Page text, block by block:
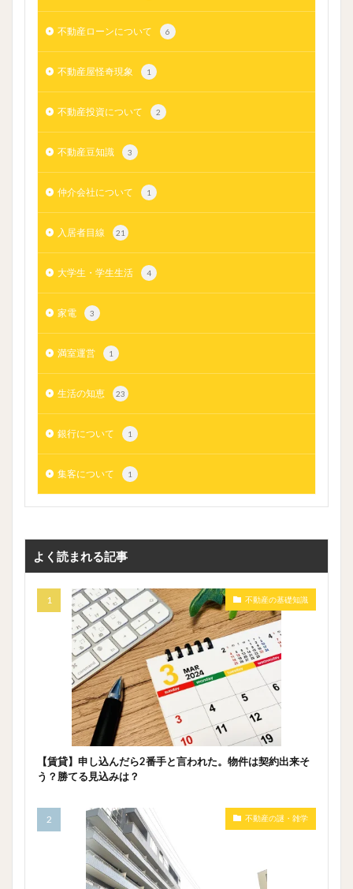
不動産ローンについて 6
不動産屋怪奇現象 1
不動産投資について 2
不動産豆知識 3
仲介会社について 1
入居者目線 21
大学生・学生生活 4
家電 3
満室運営 1
生活の知恵 23
銀行について 1
集客について 1
よく読まれる記事
不動産の基礎知識
【賃貸】申し込んだら2番手と言われた。物件は契約出来そ
う？勝てる見込みは？
不動産の謎・雑学